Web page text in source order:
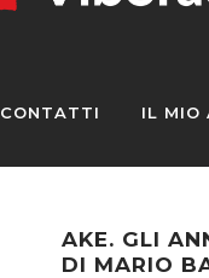
CONTATTI IL MIO
AKE. GLI
DI MARIO